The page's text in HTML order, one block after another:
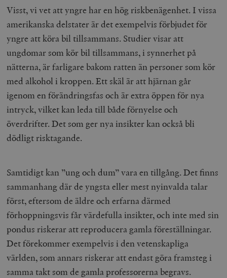
Visst, vi vet att yngre har en hög riskbenägenhet. I vissa
amerikanska delstater är det exempelvis förbjudet för
yngre att köra bil tillsammans. Studier visar att
ungdomar som kör bil tillsammans, i synnerhet på
nätterna, är farligare bakom ratten än personer som kör
med alkohol i kroppen. Ett skäl är att hjärnan går
igenom en förändringsfas och är extra öppen för nya
intryck, vilket kan leda till både förnyelse och
överdrifter. Det som ger nya insikter kan också bli
dödligt risktagande.
Samtidigt kan ”ung och dum” vara en tillgång. Det finns
sammanhang där de yngsta eller mest nyinvalda talar
först, eftersom de äldre och erfarna därmed
förhoppningsvis får värdefulla insikter, och inte med sin
pondus riskerar att reproducera gamla föreställningar.
Det förekommer exempelvis i den vetenskapliga
världen, som annars riskerar att endast göra framsteg i
samma takt som de gamla professorerna begravs.